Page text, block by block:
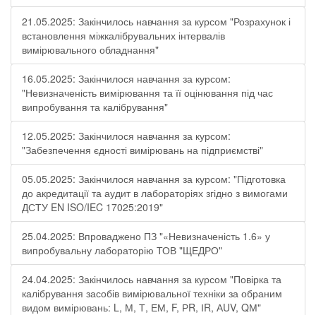
21.05.2025: Закінчилось навчання за курсом "Розрахунок і
встановлення міжкалібрувальних інтервалів
вимірювального обладнання"
16.05.2025: Закінчилося навчання за курсом:
"Невизначеність вимірювання та її оцінювання під час
випробування та калібрування"
12.05.2025: Закінчилося навчання за курсом:
"Забезпечення єдності вимірювань на підприємстві"
05.05.2025: Закінчилося навчання за курсом: "Підготовка
до акредитації та аудит в лабораторіях згідно з вимогами
ДСТУ EN ISO/IEC 17025:2019"
25.04.2025: Впроваджено ПЗ "«Невизначеність 1.6» у
випробувальну лабораторію ТОВ "ЩЕДРО"
24.04.2025: Закінчилось навчання за курсом "Повірка та
калібрування засобів вимірювальної техніки за обраним
видом вимірювань: L, М, Т, ЕМ, F, РR, ІR, АUV, QМ"